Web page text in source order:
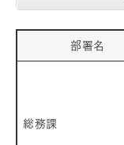
部署名
総務課